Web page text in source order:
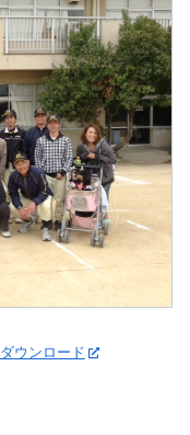
ダウンロード